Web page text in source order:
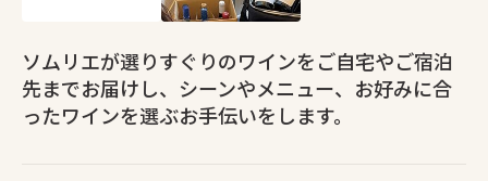
ソムリエが選りすぐりのワインをご自宅やご宿泊
先までお届けし、シーンやメニュー、お好みに合
ったワインを選ぶお手伝いをします。